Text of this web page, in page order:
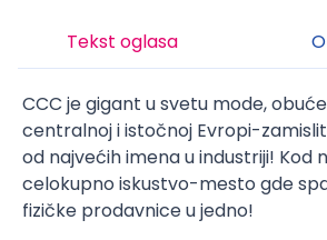
Tekst oglasa
CCC je gigant u svetu mode,
centralnoj i istočnoj Evropi-
od najvećih imena u industriji! Kod
celokupno iskustvo-mesto gde
fizičke prodavnice u jedno!